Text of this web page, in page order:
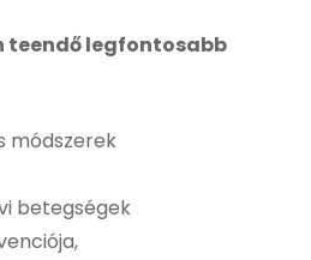
teendő legfontosabb
módszerek
betegségek